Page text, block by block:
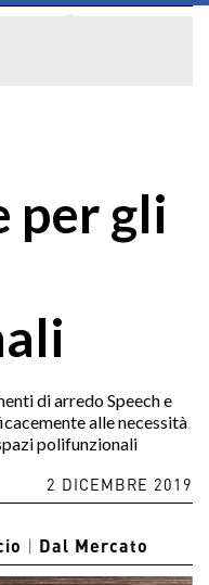
per gli
di arredo Speech e
alle necessità
polifunzionali
2 DICEMBRE 2019
Dal Mercato